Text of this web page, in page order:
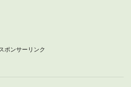
ポンサーリンク